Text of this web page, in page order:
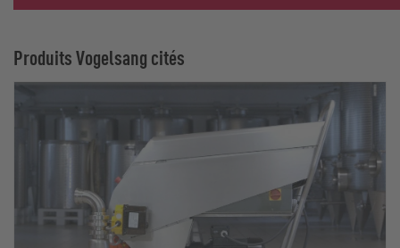
Produits Vogelsang cités